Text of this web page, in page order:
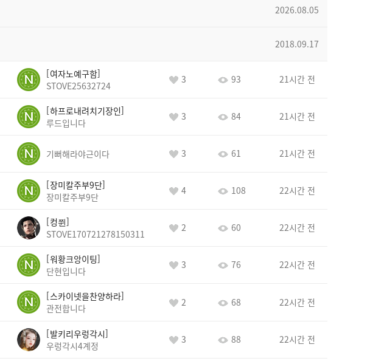
2026.08.05
2018.09.17
여자노예구함
STOVE25632724
3 93 21시간 전
하프로내려치기장인
루드입니다
3 84 21시간 전
기뻐해라야근이다 3 61 21시간 전
장미칼주부9단
장미칼주부9단
4 108 22시간 전
컹쮠
STOVE170721278150311
2 60 22시간 전
워황크앙이팅
단현입니다
3 76 22시간 전
스카이넷을찬양하라
관전합니다
2 68 22시간 전
발키리우렁각시
우렁각시4계정
3 88 22시간 전